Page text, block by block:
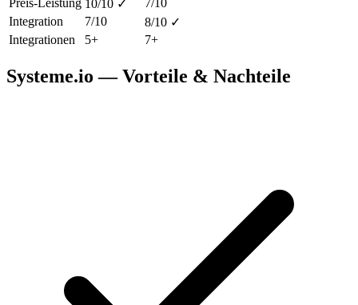
10/10 ✓
Integration
7/10
8/10 ✓
Integrationen
5+ 7+
Systeme.io — Vorteile & Nachteile